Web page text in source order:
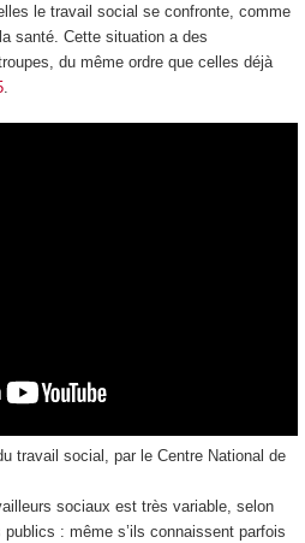
le travail social se confronte, comme
santé. Cette situation a des
du même ordre que celles déjà
.
travail social, par le Centre National de
sociaux est très variable, selon
publics : même s’ils connaissent parfois